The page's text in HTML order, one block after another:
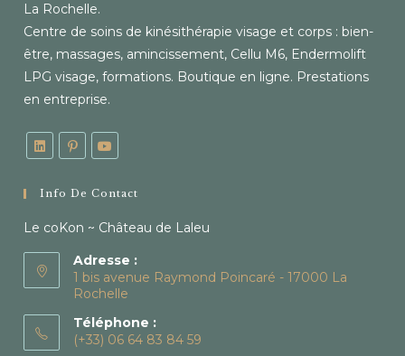
La Rochelle.
Centre de soins de kinésithérapie visage et corps : bien-
être, massages, amincissement, Cellu M6, Endermolift
LPG visage, formations. Boutique en ligne. Prestations
en entreprise.
Info De Contact
Le coKon ~ Château de Laleu
Adresse :
1 bis avenue Raymond Poincaré - 17000 La
Rochelle
Téléphone :
(+33) 06 64 83 84 59